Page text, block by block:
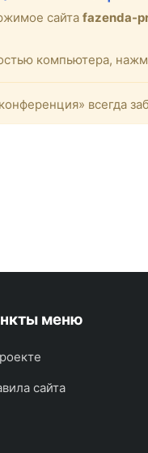
сайта fazenda-
компьютера,
всегда
меню
сайта